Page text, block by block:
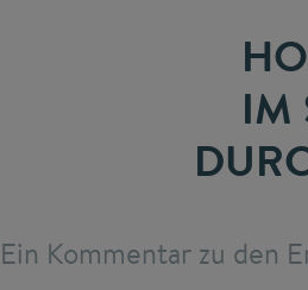
IM
Ein Kommentar zu den